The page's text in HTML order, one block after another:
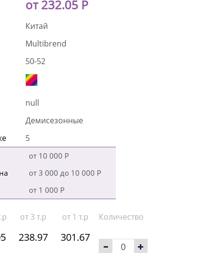
от 232.05 Р
Китай
Multibrend
50-52
null
Демисезонные
5
от 10 000 Р
от 3 000 до 10 000 Р
от 1 000 Р
от 3 т.р от 1 т.р Количество
238.97
301.67